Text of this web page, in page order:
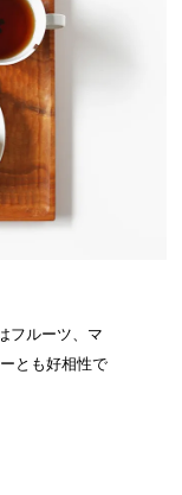
フルーツ、マ
とも好相性で